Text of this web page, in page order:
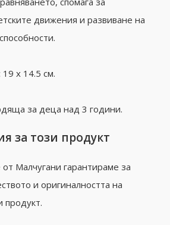
движeния и развиване на
x 14.5 cм.
за деца над 3 години.
за този продукт
Малчугани гарантираме за
и оригиналността на
продукт.